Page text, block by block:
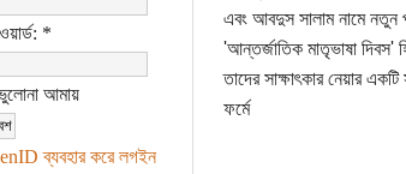
*
আমায়
ব্যবহার করে লগইন
এবং আবদুস সালাম নামে নতুন
'আন্তর্জাতিক মাতৃভাষা দিবস'
তাদের সাক্ষাৎকার নেয়ার
ফর্মে